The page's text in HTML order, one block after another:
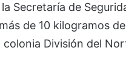
Secretaría de
de 10 kilogramos
colonia División del